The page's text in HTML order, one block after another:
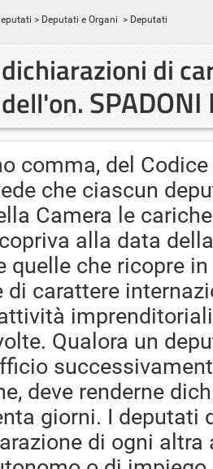
> Deputati e Organi > Deputati
dichiarazioni di
dell'on.
comma, del
che ciascun
Camera le
alla data
quelle che ricopre
di carattere
Qualora un
deve renderne
giorni. I deputati
di ogni